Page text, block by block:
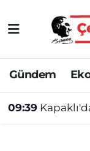
Gündem
09:39
Asayiş
Ekonomi
Gündem
Tekirdağ
Tekirdağ
Tekirdağ
Tekirdağ